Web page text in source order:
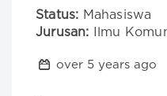
Status: Mahasiswa
Jurusan: Ilmu
over 5 years ago